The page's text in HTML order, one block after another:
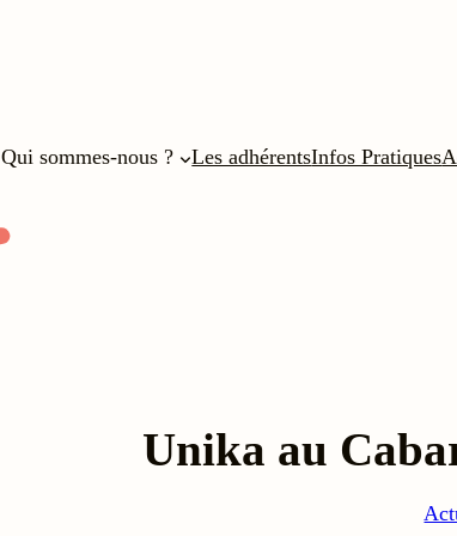
Qui sommes-nous ? Les adhérentsInfos Pratiques
Unika au